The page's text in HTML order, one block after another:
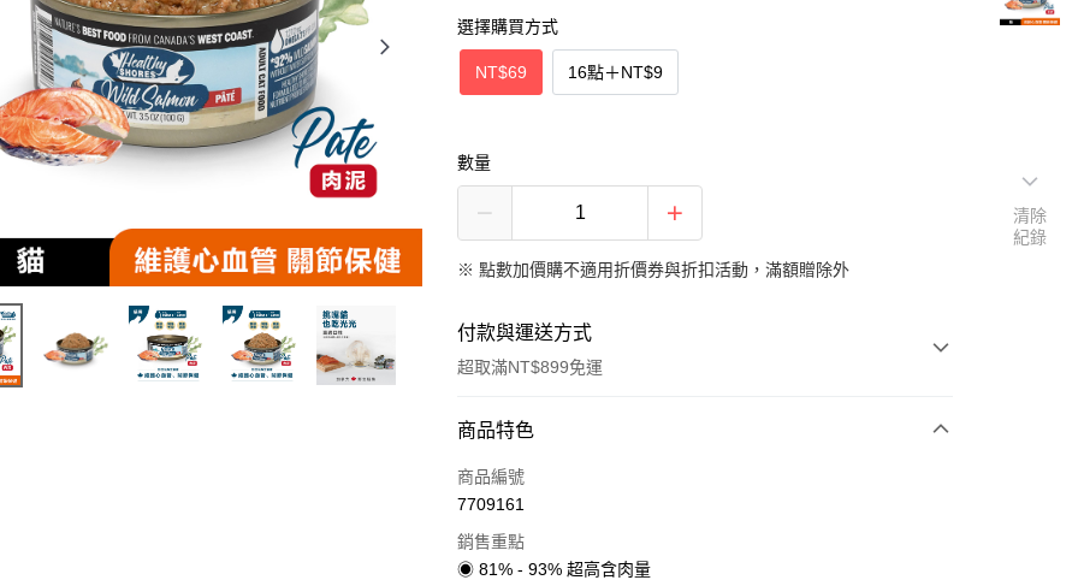
選擇購買方式
NT$69 16點＋NT$9
數量
※點數加價購不適用折價券與折扣活動，滿額贈除外
付款與運送方式
超取滿NT$899免運
付款方式
信用卡一次付款
LINE Pay
商品特色
商品編號
7709161
銷售重點
◉ 81% - 93% 超高含肉量
清除
紀錄